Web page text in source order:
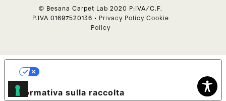
© Besana Carpet Lab 2020 P:IVA/C.F.
P.IVA 01697520136 • Privacy Policy Cookie
Policy
Informativa sulla raccolta